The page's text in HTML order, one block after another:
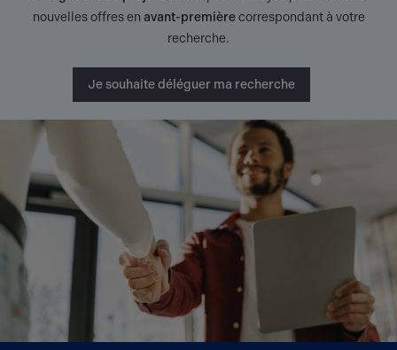
nouvelles offres en avant-premièrecorrespondant à votre
recherche.
Je souhaite déléguer ma recherche